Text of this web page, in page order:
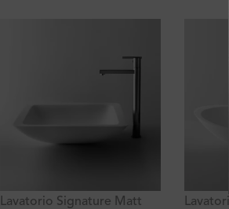
Lavatorio Signature Matt